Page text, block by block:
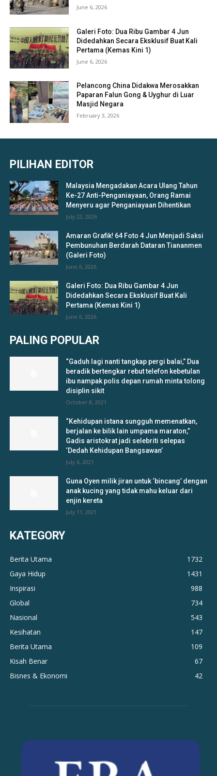
June 6, 2026
Galeri Foto: Dua Ribu Gambar 4 Jun
Didedahkan Secara Eksklusif Buat Kali
Pertama (Kemas Kini 1)
June 6, 2026
Pelancong China Didakwa Merosakkan
Paparan Falun Gong & Uyghur di Luar
Masjid Negara
February 3, 2026
PILIHAN EDITOR
Malaysia Mengadakan Acara Ulang Tahun
Ke-27 Anti-Penganiayaan, Orang Ramai
Menyeru agar Penganiayaan Dihentikan
July 22, 2026
Amaran Grafik! 64 Foto 4 Jun Menjadi Saksi
Pembunuhan Berdarah Dataran Tiananmen
(Galeri Foto)
June 6, 2026
Galeri Foto: Dua Ribu Gambar 4 Jun
Didedahkan Secara Eksklusif Buat Kali
Pertama (Kemas Kini 1)
June 6, 2026
PALING POPULAR
“Gaduh lagi nanti tangkap pergi balai,” Dua
beradik bertengkar rebut telefon kebetulan
ibu nampak polis depan rumah minta tolong
disiplin sikit
October 8, 2021
“Kehidupan istana sungguh memenatkan,
berjalan ke bilik lain umpama maraton,”
Gadis aristokrat jadi selebriti selepas
‘Dedah Kehidupan Bangsawan’
July 6, 2021
Guna Oyen milik jiran untuk ‘bincang’ dengan
anak kucing yang tidak mahu keluar dari
enjin kereta
July 11, 2021
KATEGORY
Berita Utama
1732
Gaya Hidup
1431
Inspirasi
988
Global
734
Nasional
543
Kesihatan
147
Berita Utama
109
Kisah Benar
67
Bisnes & Ekonomi
42